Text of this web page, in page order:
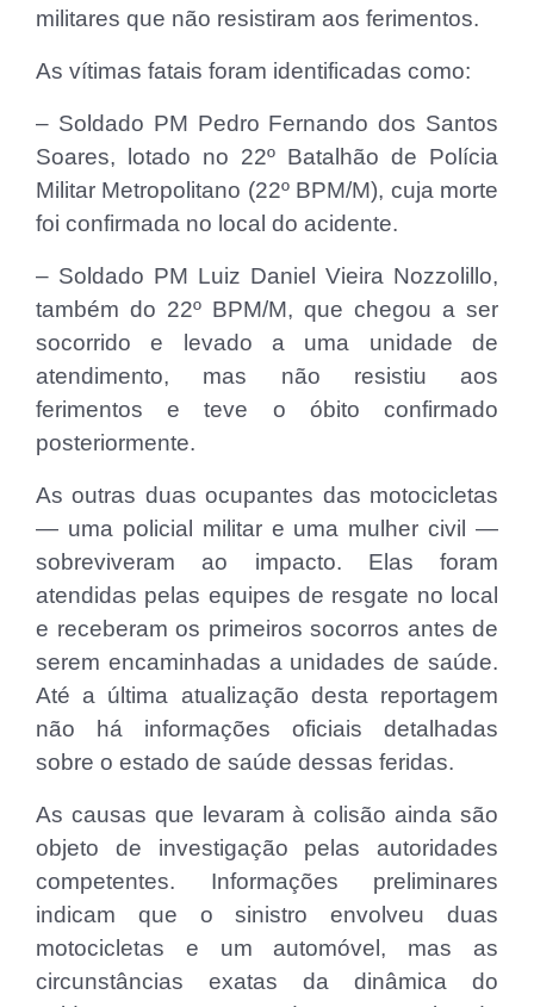
militares que não resistiram aos ferimentos.
As vítimas fatais foram identificadas como:
– Soldado PM Pedro Fernando dos Santos
Soares, lotado no 22º Batalhão de Polícia
Militar Metropolitano (22º BPM/M), cuja morte
foi confirmada no local do acidente.
– Soldado PM Luiz Daniel Vieira Nozzolillo,
também do 22º BPM/M, que chegou a ser
socorrido e levado a uma unidade de
atendimento, mas não resistiu aos
ferimentos e teve o óbito confirmado
posteriormente.
As outras duas ocupantes das motocicletas
— uma policial militar e uma mulher civil —
sobreviveram ao impacto. Elas foram
atendidas pelas equipes de resgate no local
e receberam os primeiros socorros antes de
serem encaminhadas a unidades de saúde.
Até a última atualização desta reportagem
não há informações oficiais detalhadas
sobre o estado de saúde dessas feridas.
As causas que levaram à colisão ainda são
objeto de investigação pelas autoridades
competentes. Informações preliminares
indicam que o sinistro envolveu duas
motocicletas e um automóvel, mas as
circunstâncias exatas da dinâmica do